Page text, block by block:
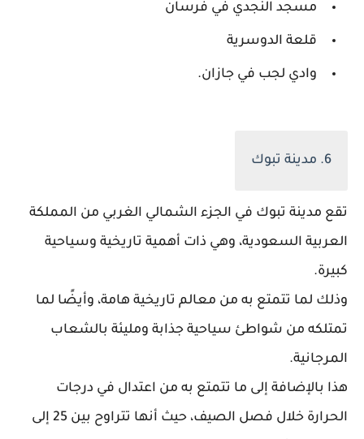
مسجد النجدي في فرسان
قلعة الدوسرية
وادي لجب في جازان.
6. مدينة تبوك
تقع مدينة تبوك في الجزء الشمالي الغربي من المملكة
العربية السعودية، وهي ذات أهمية تاريخية وسياحية
كبيرة.
وذلك لما تتمتع به من معالم تاريخية هامة، وأيضًا لما
تمتلكه من شواطئ سياحية جذابة ومليئة بالشعاب
المرجانية.
هذا بالإضافة إلى ما تتمتع به من اعتدال في درجات
الحرارة خلال فصل الصيف، حيث أنها تتراوح بين 25 إلى